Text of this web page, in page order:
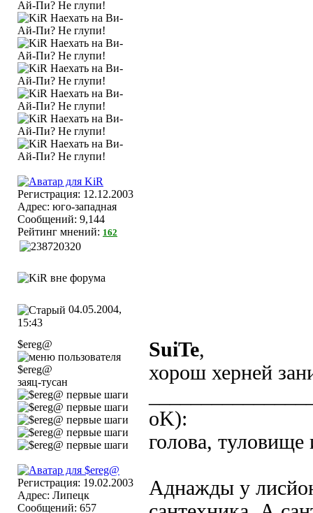
Регистрация: 12.12.2003
Адрес: юго-западная
Сообщений: 9,144
Рейтинг мнений: 162
04.05.2004,
15:43
$ereg@
заяц-тусан
Регистрация: 19.02.2003
Адрес: Липецк
Сообщений: 657
SuiTe,
хорош херней
oK):
голова, туловище
Аднажды у